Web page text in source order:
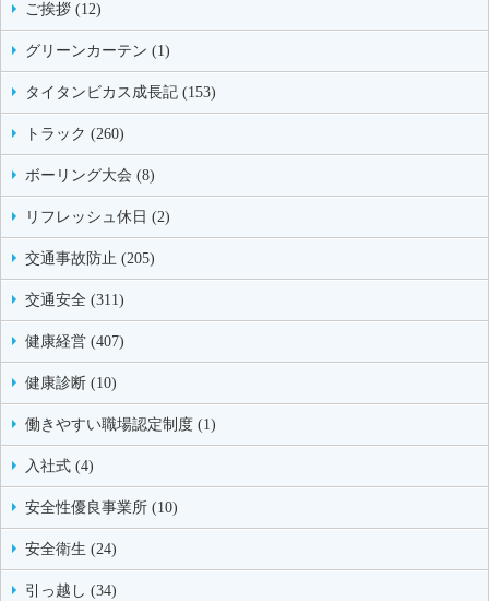
ご挨拶 (12)
グリーンカーテン (1)
タイタンビカス成長記 (153)
トラック (260)
ボーリング大会 (8)
リフレッシュ休日 (2)
交通事故防止 (205)
交通安全 (311)
健康経営 (407)
健康診断 (10)
働きやすい職場認定制度 (1)
入社式 (4)
安全性優良事業所 (10)
安全衛生 (24)
引っ越し (34)